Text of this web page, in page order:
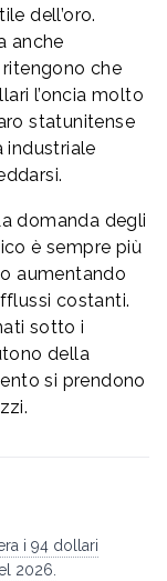
dell’oro.
anche
che
l’oncia molto
statunitense
industriale
domanda degli
è sempre più
aumentando
costanti.
sotto i
della
si prendono
i 94 dollari
2026.